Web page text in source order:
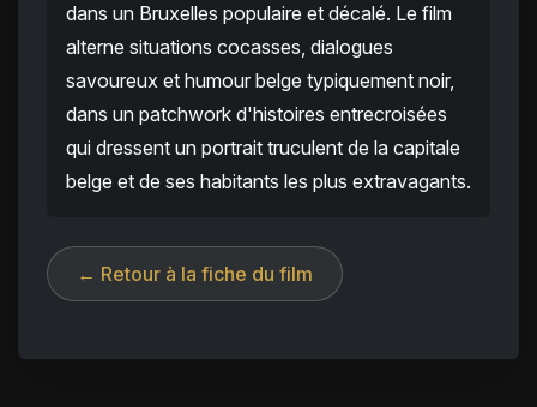
dans un Bruxelles populaire et décalé. Le film
alterne situations cocasses, dialogues
savoureux et humour belge typiquement noir,
dans un patchwork d'histoires entrecroisées
qui dressent un portrait truculent de la capitale
belge et de ses habitants les plus extravagants.
← Retour à la fiche du film